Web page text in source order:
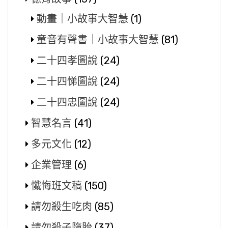
動畫｜小故事大智慧 (1)
童音有聲書｜小故事大智慧 (81)
二十四孝圖說 (24)
二十四悌圖說 (24)
二十四忠圖說 (24)
智慧名言 (41)
多元文化 (12)
企業管理 (6)
懺悔班文稿 (150)
請勿殺生吃肉 (85)